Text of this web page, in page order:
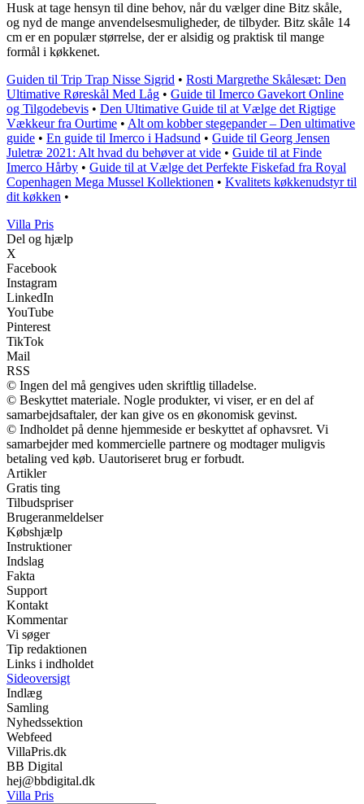
Husk at tage hensyn til dine behov, når du vælger dine Bitz skåle,
og nyd de mange anvendelsesmuligheder, de tilbyder. Bitz skåle 14
cm er en populær størrelse, der er alsidig og praktisk til mange
formål i køkkenet.
Guiden til Trip Trap Nisse Sigrid • Rosti Margrethe Skålesæt: Den
Ultimative Røreskål Med Låg • Guide til Imerco Gavekort Online
og Tilgodebevis • Den Ultimative Guide til at Vælge det Rigtige
Vækkeur fra Ourtime • Alt om kobber stegepander – Den ultimative
guide • En guide til Imerco i Hadsund • Guide til Georg Jensen
Juletræ 2021: Alt hvad du behøver at vide • Guide til at Finde
Imerco Hårby • Guide til at Vælge det Perfekte Fiskefad fra Royal
Copenhagen Mega Mussel Kollektionen • Kvalitets køkkenudstyr til
dit køkken •
Villa Pris
Del og hjælp
X
Facebook
Instagram
LinkedIn
YouTube
Pinterest
TikTok
Mail
RSS
© Ingen del må gengives uden skriftlig tilladelse.
© Beskyttet materiale. Nogle produkter, vi viser, er en del af
samarbejdsaftaler, der kan give os en økonomisk gevinst.
© Indholdet på denne hjemmeside er beskyttet af ophavsret. Vi
samarbejder med kommercielle partnere og modtager muligvis
betaling ved køb. Uautoriseret brug er forbudt.
Artikler
Gratis ting
Tilbudspriser
Brugeranmeldelser
Købshjælp
Instruktioner
Indslag
Fakta
Support
Kontakt
Kommentar
Vi søger
Tip redaktionen
Links i indholdet
Sideoversigt
Indlæg
Samling
Nyhedssektion
Webfeed
VillaPris.dk
BB Digital
hej@bbdigital.dk
Villa Pris